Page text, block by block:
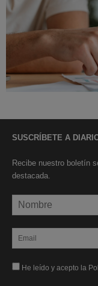
SUSCRÍBETE A
Recibe nuestro boletín
destacada.
He leído y acepto la